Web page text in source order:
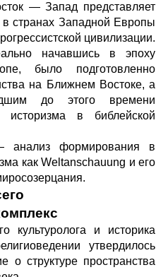
— Запад представляет
в странах Западной Европы
цивилизации.
начавшись в эпоху
было подготовленно
на Ближнем Востоке, а
до этого времени
историзма в библейской
формирования в
как Weltanschauung и его
культуролога и историка
утвердилось
о структуре пространства